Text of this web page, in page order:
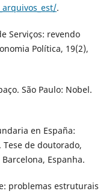
.
Serviços: revendo
Política, 19(2),
São Paulo: Nobel.
en España:
de doutorado,
Espanha.
problemas estruturais